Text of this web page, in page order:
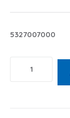
5327007000